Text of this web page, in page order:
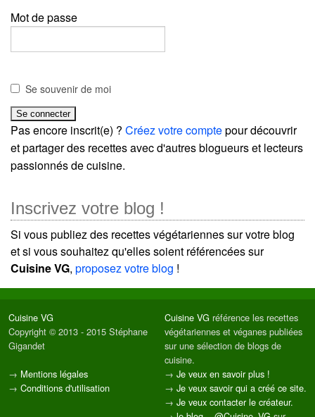
Mot de passe
Se souvenir de moi
Pas encore inscrit(e) ? Créez votre comptepour découvrir
et partager des recettes avec d'autres blogueurs et lecteurs
passionnés de cuisine.
Inscrivez votre blog !
Si vous publiez des recettes végétariennes sur votre blog
et si vous souhaitez qu'elles soient référencées sur
Cuisine VG, proposez votre blog !
Cuisine VG
Copyright © 2013 - 2015 Stéphane
Gigandet
→ Mentions légales
→ Conditions d'utilisation
Cuisine VG référence les recettes
végétariennes et véganes publiées
sur une sélection de blogs de
cuisine.
→ Je veux en savoir plus !
→ Je veux savoir qui a créé ce site.
→ Je veux contacter le créateur.